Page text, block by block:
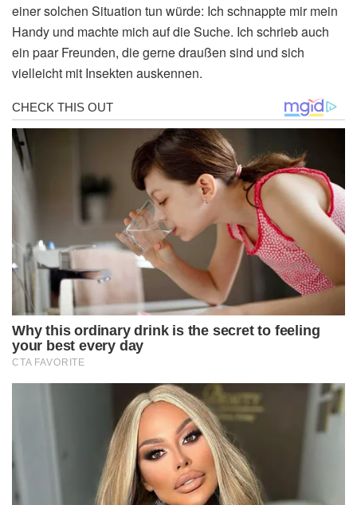
einer solchen Situation tun würde: Ich schnappte mir mein
Handy und machte mich auf die Suche. Ich schrieb auch
ein paar Freunden, die gerne draußen sind und sich
vielleicht mit Insekten auskennen.